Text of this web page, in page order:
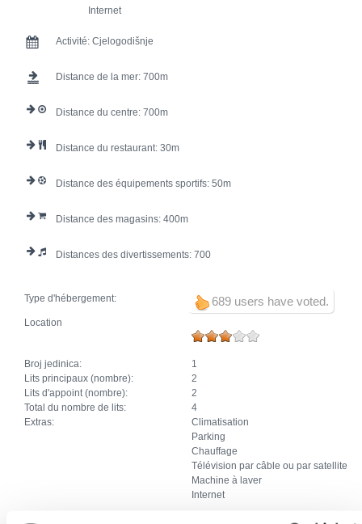
Internet
Activité: Cjelogodišnje
Distance de la mer: 700
Distance du centre: 700
Distance du restaurant: 30
Distance des équipements sportifs: 50
Distance des magasins: 400
Distances des divertissements: 700
689 users have voted.
Type d'hébergement:
Location
Broj jedinica:
1
Lits principaux (nombre):
2
Lits d'appoint (nombre):
2
Total du nombre de lits:
4
Extras:
Climatisation
Parking
Chauffage
Télévision par câble ou par satellite
Machine à laver
Internet